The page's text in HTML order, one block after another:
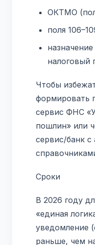
ОКТМО
поля
налоговый
Чтобы
формировать
сервис ФНС
пошлин» или
сервис/банк с
Сроки
В 2026 году
«единая
уведомление
раньше, чем